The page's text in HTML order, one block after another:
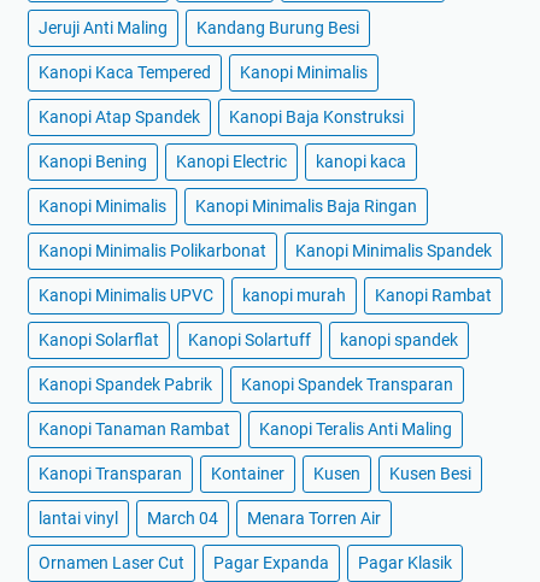
Jeruji Anti Maling Kandang Burung Besi
Kanopi Kaca Tempered Kanopi Minimalis
Kanopi Atap Spandek Kanopi Baja Konstruksi
Kanopi Bening Kanopi Electric kanopi kaca
Kanopi Minimalis Kanopi Minimalis Baja Ringan
Kanopi Minimalis Polikarbonat Kanopi Minimalis Spandek
Kanopi Minimalis UPVC kanopi murah Kanopi Rambat
Kanopi Solarflat Kanopi Solartuff kanopi spandek
Kanopi Spandek Pabrik Kanopi Spandek Transparan
Kanopi Tanaman Rambat Kanopi Teralis Anti Maling
Kanopi Transparan Kontainer Kusen Kusen Besi
lantai vinyl March 04 Menara Torren Air
Ornamen Laser Cut Pagar Expanda Pagar Klasik